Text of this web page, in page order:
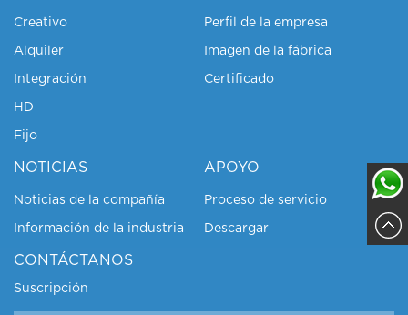
Creativo
Alquiler
Integración
HD
Fijo
Perfil de la empresa
Imagen de la fábrica
Certificado
NOTICIAS
Noticias de la compañía
Información de la industria
APOYO
Proceso de servicio
Descargar
CONTÁCTANOS
Suscripción
Sajja